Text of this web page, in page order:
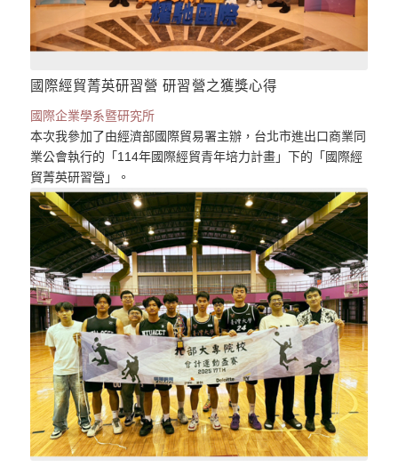
國際經貿菁英研習營 研習營之獲獎心得
國際企業學系暨研究所
本次我參加了由經濟部國際貿易署主辦，台北市進出口商業同
業公會執行的「114年國際經貿青年培力計畫」下的「國際經
貿菁英研習營」。